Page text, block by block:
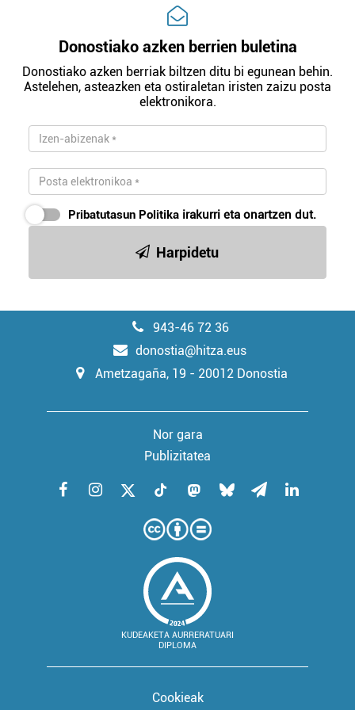
Donostiako azken berrien buletina
Donostiako azken berriak biltzen ditu bi egunean behin.
Astelehen, asteazken eta ostiraletan iristen zaizu posta
elektronikora.
Pribatutasun Politika irakurri eta onartzen dut.
Harpidetu
943-46 72 36
donostia@hitza.eus
Ametzagaña, 19 - 20012 Donostia
Nor gara
Publizitatea
KUDEAKETA AURRERATUARI
DIPLOMA
Cookieak